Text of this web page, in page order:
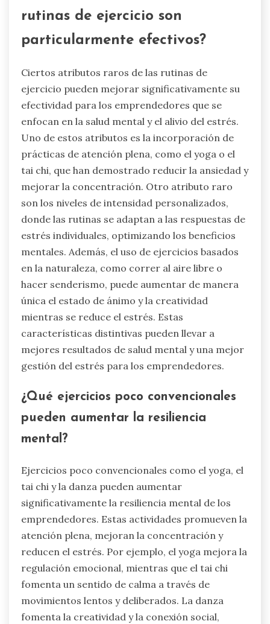
rutinas de ejercicio son
particularmente efectivos?
Ciertos atributos raros de las rutinas de
ejercicio pueden mejorar significativamente su
efectividad para los emprendedores que se
enfocan en la salud mental y el alivio del estrés.
Uno de estos atributos es la incorporación de
prácticas de atención plena, como el yoga o el
tai chi, que han demostrado reducir la ansiedad y
mejorar la concentración. Otro atributo raro
son los niveles de intensidad personalizados,
donde las rutinas se adaptan a las respuestas de
estrés individuales, optimizando los beneficios
mentales. Además, el uso de ejercicios basados
en la naturaleza, como correr al aire libre o
hacer senderismo, puede aumentar de manera
única el estado de ánimo y la creatividad
mientras se reduce el estrés. Estas
características distintivas pueden llevar a
mejores resultados de salud mental y una mejor
gestión del estrés para los emprendedores.
¿Qué ejercicios poco convencionales
pueden aumentar la resiliencia
mental?
Ejercicios poco convencionales como el yoga, el
tai chi y la danza pueden aumentar
significativamente la resiliencia mental de los
emprendedores. Estas actividades promueven la
atención plena, mejoran la concentración y
reducen el estrés. Por ejemplo, el yoga mejora la
regulación emocional, mientras que el tai chi
fomenta un sentido de calma a través de
movimientos lentos y deliberados. La danza
fomenta la creatividad y la conexión social,